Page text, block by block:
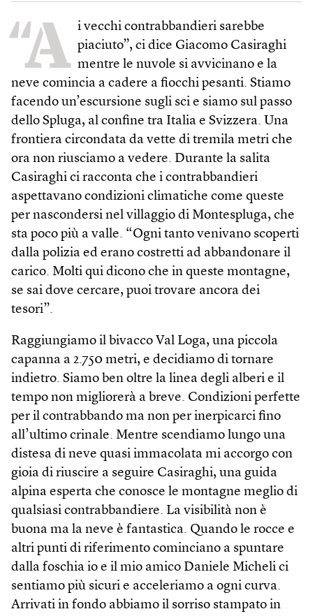
“A i vecchi contrabbandieri sarebbe
piaciuto”, ci dice Giacomo Casiraghi
mentre le nuvole si avvicinano e la
neve comincia a cadere a fiocchi pesanti. Stiamo
facendo un’escursione sugli sci e siamo sul passo
dello Spluga, al confine tra Italia e Svizzera. Una
frontiera circondata da vette di tremila metri che
ora non riusciamo a vedere. Durante la salita
Casiraghi ci racconta che i contrabbandieri
aspettavano condizioni climatiche come queste
per nascondersi nel villaggio di Montespluga, che
sta poco più a valle. “Ogni tanto venivano scoperti
dalla polizia ed erano costretti ad abbandonare il
carico. Molti qui dicono che in queste montagne,
se sai dove cercare, puoi trovare ancora dei
tesori”.
Raggiungiamo il bivacco Val Loga, una piccola
capanna a 2.750 metri, e decidiamo di tornare
indietro. Siamo ben oltre la linea degli alberi e il
tempo non migliorerà a breve. Condizioni perfette
per il contrabbando ma non per inerpicarci fino
all’ultimo crinale. Mentre scendiamo lungo una
distesa di neve quasi immacolata mi accorgo con
gioia di riuscire a seguire Casiraghi, una guida
alpina esperta che conosce le montagne meglio di
qualsiasi contrabbandiere. La visibilità non è
buona ma la neve è fantastica. Quando le rocce e
altri punti di riferimento cominciano a spuntare
dalla foschia io e il mio amico Daniele Micheli ci
sentiamo più sicuri e acceleriamo a ogni curva.
Arrivati in fondo abbiamo il sorriso stampato in